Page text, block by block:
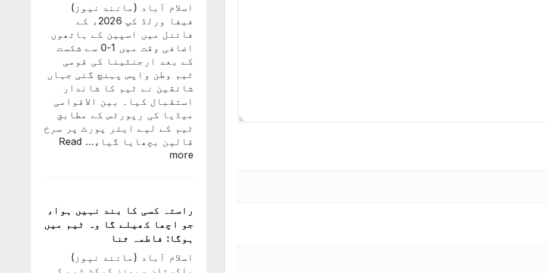
کی
درخواست
پر
2
کروڑ
33
لاکھ
افراد
کے
دستخط
اسلام آباد (مانند نیوز)
فیفا ورلڈ کپ 2026ء کے
فائنل میں اسپین کے ہاتھوں
اضافی وقت میں 1-0 سے شکست
کے بعد ارجنٹینا کی قومی
ٹیم وطن واپس پہنچ گئی جہاں
شائقین نے ٹیم کا شاندار
استقبال کیا۔ بین الاقوامی
میڈیا کی رپورٹس کے مطابق
ٹیم کے لیے ایئر پورٹ پر سرخ
قالین بچھایا گیا،… Read
more
میں
شکست
کے
لیونل
راستہ کسی کا بند نہیں ہوا،
جو اچھا کھیلے گا وہ ٹیم میں
ہوگا: فاطمہ ثنا
اسلام آباد (مانند نیوز)